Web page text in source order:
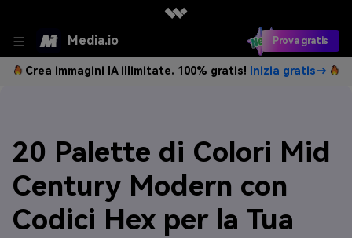
Media.io Prova gratis
Crea immagini IA illimitate. 100% gratis! Inizia gratis→
20 Palette di Colori Mid
Century Modern con
Codici Hex per la Tua